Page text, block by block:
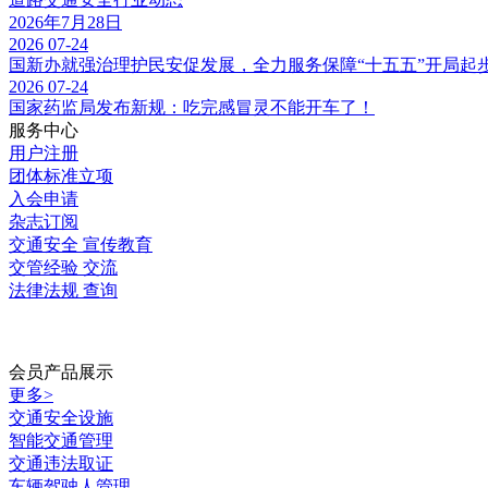
2026年7月28日
2026 07-24
国新办就强治理护民安促发展，全力服务保障“十五五”开局起
2026 07-24
国家药监局发布新规：吃完感冒灵不能开车了！
服务中心
用户注册
团体标准立项
入会申请
杂志订阅
交通安全 宣传教育
交管经验 交流
法律法规 查询
会员产品展示
更多>
交通安全设施
智能交通管理
交通违法取证